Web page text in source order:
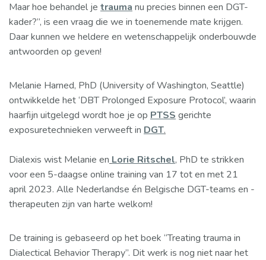
Maar hoe behandel je trauma nu precies binnen een DGT-
kader?”, is een vraag die we in toenemende mate krijgen.
Daar kunnen we heldere en wetenschappelijk onderbouwde
antwoorden op geven!
Melanie Harned, PhD (University of Washington, Seattle)
ontwikkelde het ‘DBT Prolonged Exposure Protocol’, waarin
haarfijn uitgelegd wordt hoe je op PTSS gerichte
exposuretechnieken verweeft in DGT.
Dialexis wist Melanie en Lorie Ritschel, PhD te strikken
voor een 5-daagse online training van 17 tot en met 21
april 2023. Alle Nederlandse én Belgische DGT-teams en -
therapeuten zijn van harte welkom!
De training is gebaseerd op het boek “Treating trauma in
Dialectical Behavior Therapy”. Dit werk is nog niet naar het